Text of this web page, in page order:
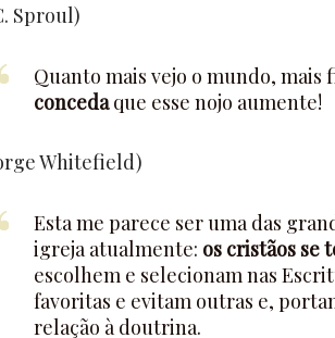
Sproul)
Quanto mais vejo o mundo, mais
concedaque esse nojo aumente!
Whitefield)
Esta me parece ser uma das
igreja atualmente: os cristãos se
escolhem e selecionam nas
favoritas e evitam outras e,
relação à doutrina.